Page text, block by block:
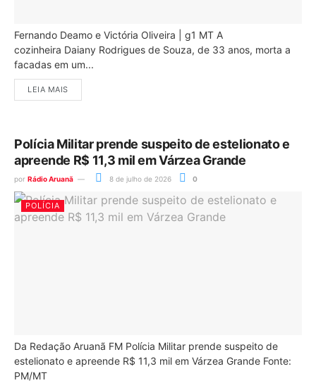
Fernando Deamo e Victória Oliveira | g1 MT A
cozinheira Daiany Rodrigues de Souza, de 33 anos, morta a
facadas em um...
LEIA MAIS
Polícia Militar prende suspeito de estelionato e
apreende R$ 11,3 mil em Várzea Grande
por Rádio Aruanã 8 de julho de 2026 0
POLÍCIA
Da Redação Aruanã FM Polícia Militar prende suspeito de
estelionato e apreende R$ 11,3 mil em Várzea Grande Fonte:
PM/MT